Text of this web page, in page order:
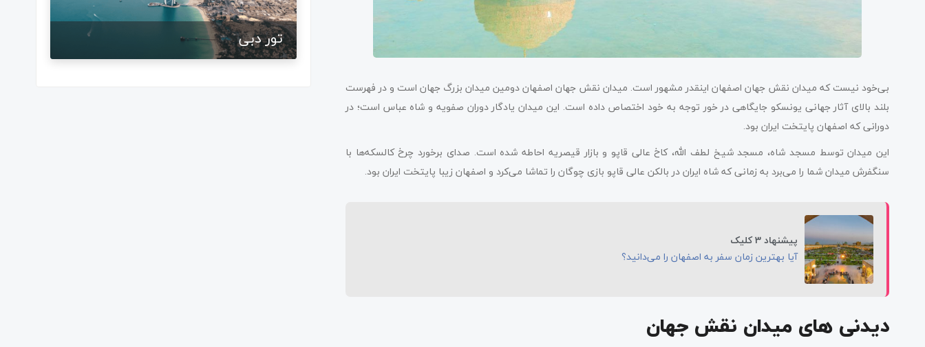
بی‌خود نیست که میدان نقش جهان اصفهان اینقدر مشهور است. میدان نقش جهان اصفهان دومین میدان بزرگ جهان است و در فهرست
بلند بالای آثار جهانی یونسکو جایگاهی در خور توجه به خود اختصاص داده است. این میدان یادگار دوران صفویه و شاه عباس است؛ در
دورانی که اصفهان پایتخت ایران بود.
این میدان توسط مسجد شاه، مسجد شیخ لطف الله، کاخ عالی قاپو و بازار قیصریه احاطه شده است. صدای برخورد چرخ کالسکه‌ها با
سنگفرش میدان شما را می‌برد به زمانی که شاه ایران در بالکن عالی قاپو بازی چوگان را تماشا می‌کرد و اصفهان زیبا پایتخت ایران بود.
پیشنهاد 3 کلیک
آیا بهترین زمان سفر به اصفهان را می‌دانید؟
دیدنی‌ های میدان نقش جهان
تور دبی